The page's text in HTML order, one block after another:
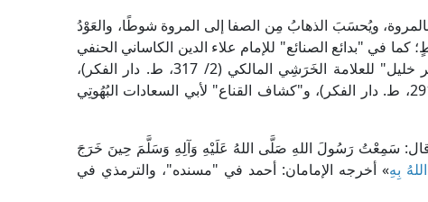
ويُحسَبَ الذهابُ مِن الصفا إلى المروة شوطًا، والعَوْدُ
في "بدائع الصنائع" للإمام علاء الدين الكاساني الحنفي
(2/ 148-149، ط. دار الكتب العلمية)، و"شرح مختصر خليل" للعلامة الخَرَشِي المالكي (2/ 317، ط. دار الفكر)،
و"نهاية المحتاج" لشمس الدين الرَّمْلِي الشافعي (3/ 291، ط. دار الفكر)، و"كشاف القناع" لأبي السعادات البُهُوتِي
سَمِعْتُ رَسُولَ اللهِ صَلَّى اللهُ عَلَيْهِ وَآلِهِ وَسَلَّمَ حِينَ خَرَجَ
بِهِ» أخرجه الإمامان: أحمد في "مسنده"، والترمذي في